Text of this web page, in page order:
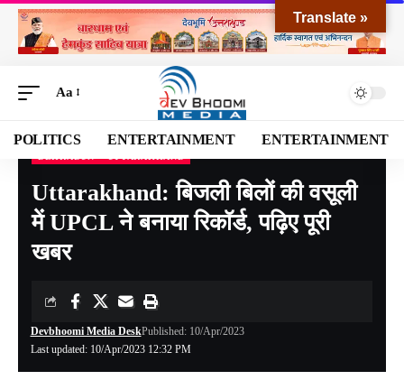
Aa
POLITICS ENTERTAINMENT ENTERTAINMENT
Devbhoomi Media > NATIONAL>UTTARAKHAND>DEHRADUN
Uttarakhand: बिजली बिलों की वसूली
में UPCL ने बनाया रिकॉर्ड, पढ़िए पूरी
खबर
Last updated: 10/Apr/2023 12:32 PM
Devbhoomi Media DeskPublished: 10/Apr/2023
Translate »